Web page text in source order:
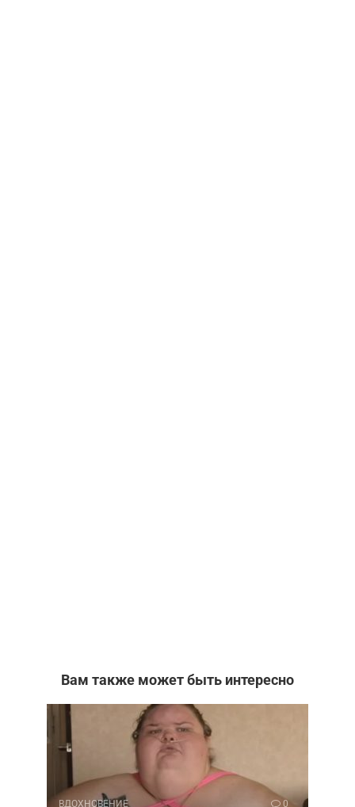
Вам также может быть интересно
ВДОХНОВЕНИЕ 0